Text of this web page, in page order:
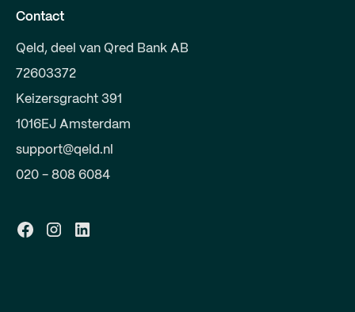
Contact
Qeld, deel van Qred Bank AB
72603372
Keizersgracht 391
1016EJ Amsterdam
support@qeld.nl
020 - 808 6084